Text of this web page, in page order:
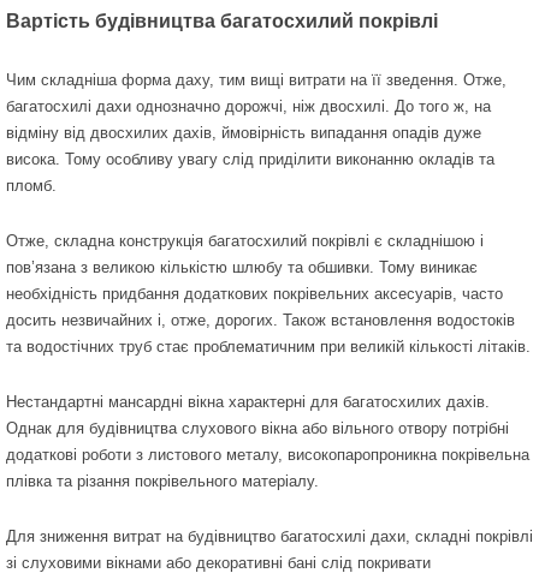
Вартість будівництва багатосхилий покрівлі
Чим складніша форма даху, тим вищі витрати на її зведення. Отже,
багатосхилі дахи однозначно дорожчі, ніж двосхилі. До того ж, на
відміну від двосхилих дахів, ймовірність випадання опадів дуже
висока. Тому особливу увагу слід приділити виконанню окладів та
пломб.
Отже, складна конструкція багатосхилий покрівлі є складнішою і
пов’язана з великою кількістю шлюбу та обшивки. Тому виникає
необхідність придбання додаткових покрівельних аксесуарів, часто
досить незвичайних і, отже, дорогих. Також встановлення водостоків
та водостічних труб стає проблематичним при великій кількості літаків.
Нестандартні мансардні вікна характерні для багатосхилих дахів.
Однак для будівництва слухового вікна або вільного отвору потрібні
додаткові роботи з листового металу, високопаропроникна покрівельна
плівка та різання покрівельного матеріалу.
Для зниження витрат на будівництво багатосхилі дахи, складні покрівлі
зі слуховими вікнами або декоративні бані слід покривати